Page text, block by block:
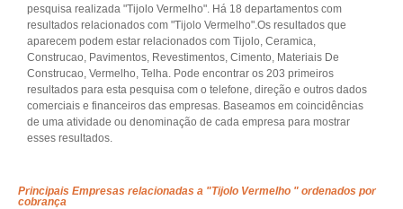
pesquisa realizada "Tijolo Vermelho". Há 18 departamentos com
resultados relacionados com "Tijolo Vermelho".Os resultados que
aparecem podem estar relacionados com Tijolo, Ceramica,
Construcao, Pavimentos, Revestimentos, Cimento, Materiais De
Construcao, Vermelho, Telha. Pode encontrar os 203 primeiros
resultados para esta pesquisa com o telefone, direção e outros dados
comerciais e financeiros das empresas. Baseamos em coincidências
de uma atividade ou denominação de cada empresa para mostrar
esses resultados.
Principais Empresas relacionadas a "Tijolo Vermelho " ordenados por
cobrança